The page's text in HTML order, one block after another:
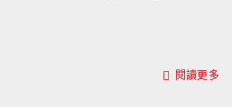
閱讀更多